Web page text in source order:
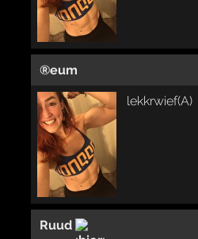
®eum
lekkrwief(A)
Ruud